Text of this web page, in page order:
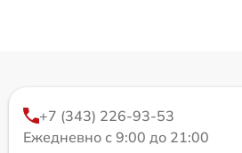
+7 (343) 226-93-53
Ежедневно с 9:00 до 21:00